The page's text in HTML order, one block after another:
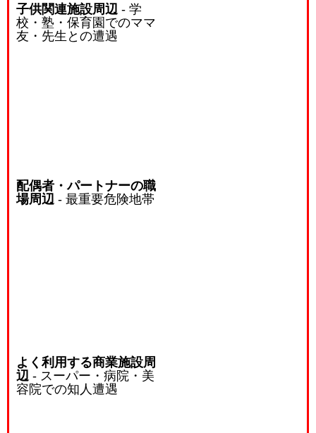
子供関連施設周辺- 学
校・塾・保育園でのママ
友・先生との遭遇
配偶者・パートナーの職
場周辺- 最重要危険地帯
よく利用する商業施設周
辺- スーパー・病院・美
容院での知人遭遇